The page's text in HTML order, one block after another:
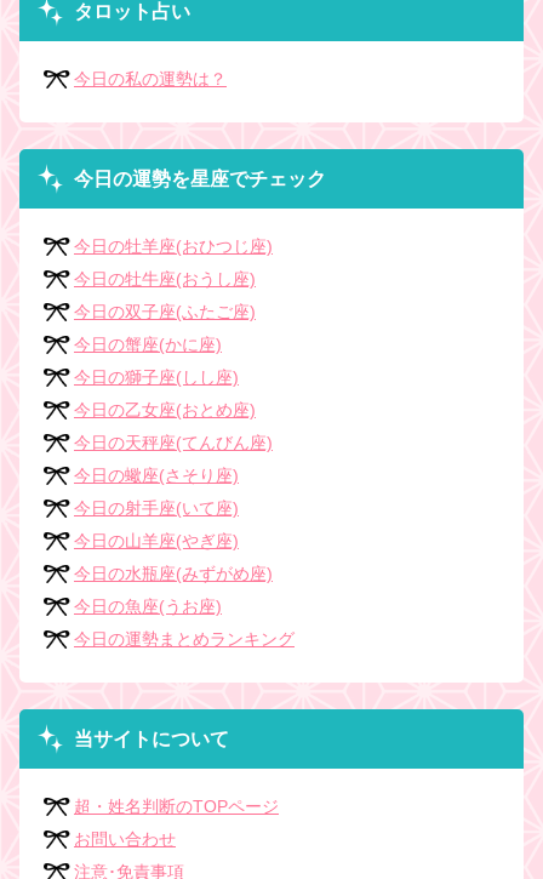
タロット占い
今日の私の運勢は？
今日の運勢を星座でチェック
今日の牡羊座(おひつじ座)
今日の牡牛座(おうし座)
今日の双子座(ふたご座)
今日の蟹座(かに座)
今日の獅子座(しし座)
今日の乙女座(おとめ座)
今日の天秤座(てんびん座)
今日の蠍座(さそり座)
今日の射手座(いて座)
今日の山羊座(やぎ座)
今日の水瓶座(みずがめ座)
今日の魚座(うお座)
今日の運勢まとめランキング
当サイトについて
超・姓名判断のTOPページ
お問い合わせ
注意･免責事項